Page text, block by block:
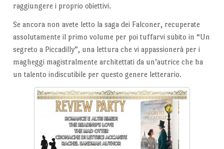
raggiungere i proprio obiettivi.
Se ancora non avete letto la saga dei Falconer, recuperate
assolutamente il primo volume per poi tuffarvi subito in “Un
segreto a Piccadilly”, una lettura che vi appassionerà per i
magheggi magistralmente architettati da un’autrice che ha
un talento indiscutibile per questo genere letterario.